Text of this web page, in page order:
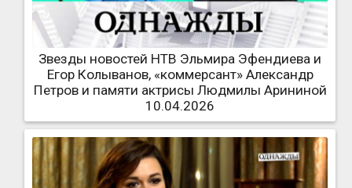
Звезды новостей НТВ Эльмира Эфендиева и
Егор Колыванов, «коммерсант» Александр
Петров и памяти актрисы Людмилы Арининой
10.04.2026